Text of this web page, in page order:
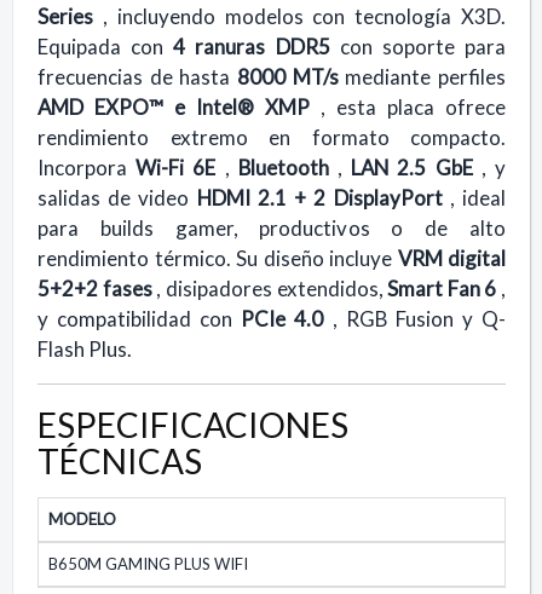
Series , incluyendo modelos con tecnología X3D.
Equipada con4 ranuras DDR5 con soporte para
frecuencias de hasta 8000 MT/s mediante perfiles
AMD EXPO™ e Intel® XMP , esta placa ofrece
rendimiento extremo en formato compacto.
IncorporaWi-Fi 6E , Bluetooth , LAN 2.5 GbE , y
salidas de video HDMI 2.1 + 2 DisplayPort , ideal
para builds gamer, productivos o de alto
rendimiento térmico. Su diseño incluye VRM digital
5+2+2 fases, disipadores extendidos,Smart Fan 6 ,
y compatibilidad con PCIe 4.0 , RGB Fusion y Q-
Flash Plus.
ESPECIFICACIONES
TÉCNICAS
MODELO
B650M GAMING PLUS WIFI